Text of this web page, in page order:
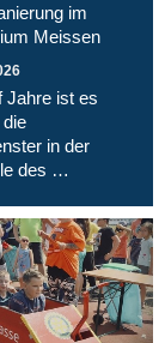
im
Meissen
Jahre ist es
die
in der
des …